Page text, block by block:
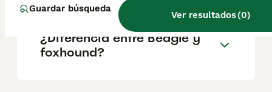
Guardar búsqueda
Ver resultados(0)
¿Diferencia entre Beagle y
foxhound?